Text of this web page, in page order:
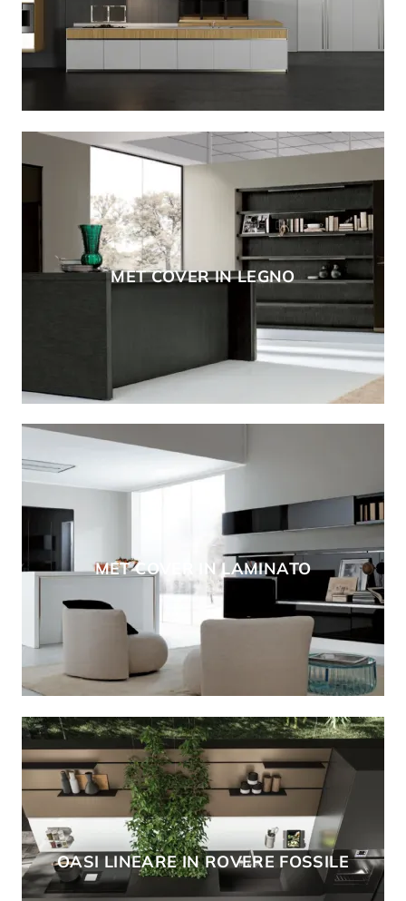
MET COVER IN LEGNO
MET COVER IN LAMINATO
OASI LINEARE IN ROVERE FOSSILE